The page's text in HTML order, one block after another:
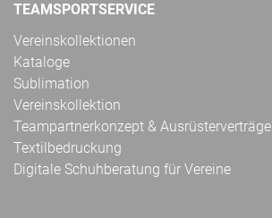
TEAMSPORTSERVICE
Vereinskollektionen
Kataloge
Sublimation
Vereinskollektion
Teampartnerkonzept & Ausrüsterverträge
Textilbedruckung
Digitale Schuhberatung für Vereine